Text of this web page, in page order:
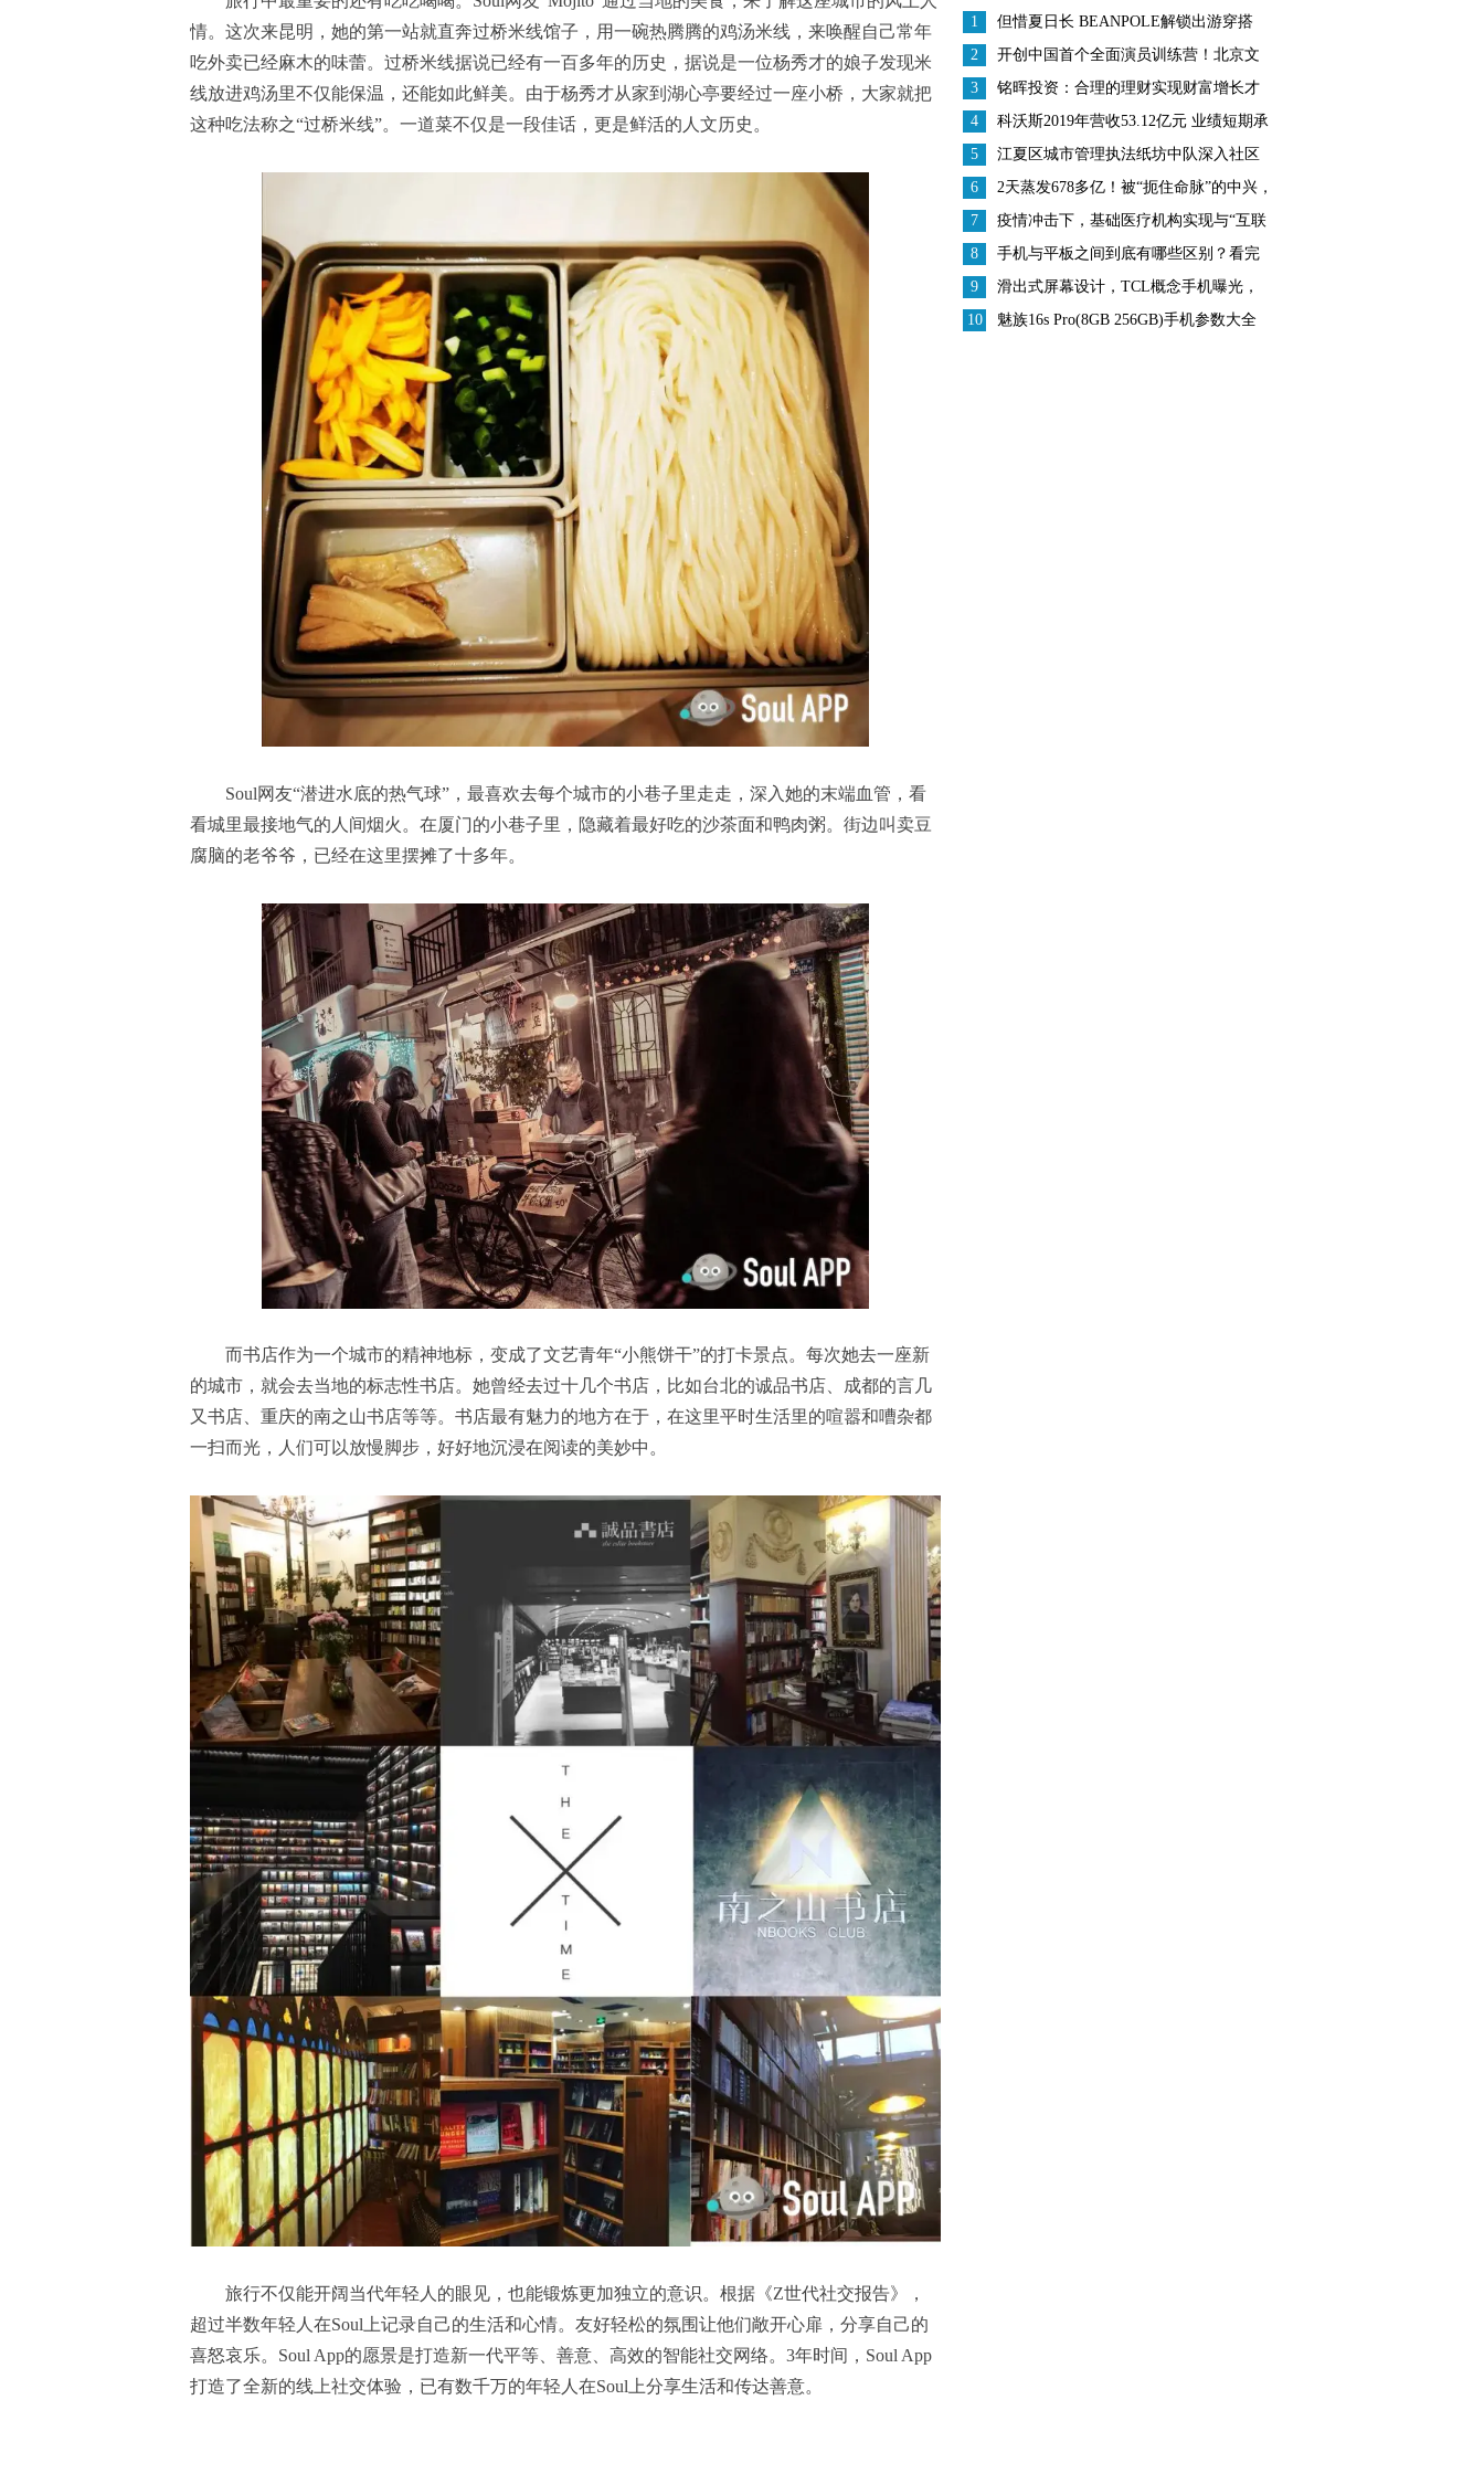
情。这次来昆明，她的第一站就直奔过桥米线馆子，用一碗热腾腾的鸡汤米线，来唤醒自己常年
吃外卖已经麻木的味蕾。过桥米线据说已经有一百多年的历史，据说是一位杨秀才的娘子发现米
线放进鸡汤里不仅能保温，还能如此鲜美。由于杨秀才从家到湖心亭要经过一座小桥，大家就把
这种吃法称之“过桥米线”。一道菜不仅是一段佳话，更是鲜活的人文历史。
Soul网友“潜进水底的热气球”，最喜欢去每个城市的小巷子里走走，深入她的末端血管，看
看城里最接地气的人间烟火。在厦门的小巷子里，隐藏着最好吃的沙茶面和鸭肉粥。街边叫卖豆
腐脑的老爷爷，已经在这里摆摊了十多年。
而书店作为一个城市的精神地标，变成了文艺青年“小熊饼干”的打卡景点。每次她去一座新
的城市，就会去当地的标志性书店。她曾经去过十几个书店，比如台北的诚品书店、成都的言几
又书店、重庆的南之山书店等等。书店最有魅力的地方在于，在这里平时生活里的喧嚣和嘈杂都
一扫而光，人们可以放慢脚步，好好地沉浸在阅读的美妙中。
旅行不仅能开阔当代年轻人的眼见，也能锻炼更加独立的意识。根据《Z世代社交报告》，
超过半数年轻人在Soul上记录自己的生活和心情。友好轻松的氛围让他们敞开心扉，分享自己的
喜怒哀乐。Soul App的愿景是打造新一代平等、善意、高效的智能社交网络。3年时间，Soul App
打造了全新的线上社交体验，已有数千万的年轻人在Soul上分享生活和传达善意。
1
但惜夏日长 BEANPOLE解锁出游穿搭
2
开创中国首个全面演员训练营！北京文
化或将再发爆款！
3
铭晖投资：合理的理财实现财富增长才
是王道
4
科沃斯2019年营收53.12亿元 业绩短期承
压 战略调整成效显著
5
江夏区城市管理执法纸坊中队深入社区
开展五四青年节宣传活动
6
2天蒸发678多亿！被“扼住命脉”的中兴，
还能再次崛起吗？
7
疫情冲击下，基础医疗机构实现与“互联
网+医疗”平台相结合
8
手机与平板之间到底有哪些区别？看完
明白了
9
滑出式屏幕设计，TCL概念手机曝光，
网友：一款当餐桌使用的手机
10
魅族16s Pro(8GB 256GB)手机参数大全